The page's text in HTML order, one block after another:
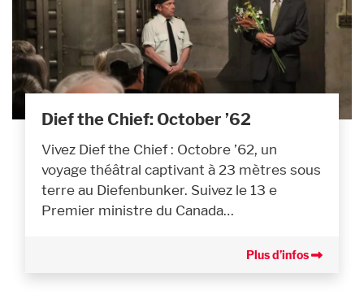
Dief the Chief: October ’62
Vivez Dief the Chief : Octobre ’62, un
voyage théâtral captivant à 23 mètres sous
terre au Diefenbunker. Suivez le 13 e
Premier ministre du Canada…
Plus d’infos